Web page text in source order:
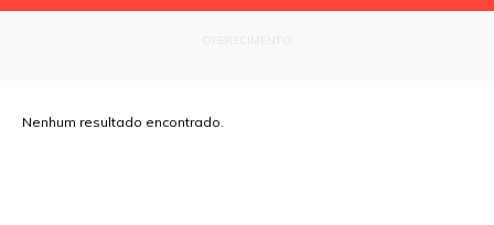
Nenhum resultado encontrado.